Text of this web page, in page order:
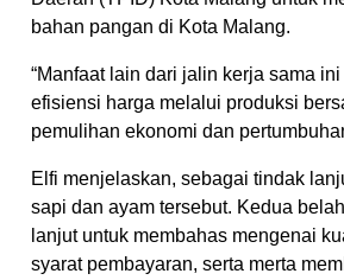
bahan pangan di Kota Malang.
“Manfaat lain dari jalin kerja sama
efisiensi harga melalui produksi
pemulihan ekonomi dan
Elfi menjelaskan, sebagai tindak
sapi dan ayam tersebut. Kedua
lanjut untuk membahas mengenai
syarat pembayaran, serta merta